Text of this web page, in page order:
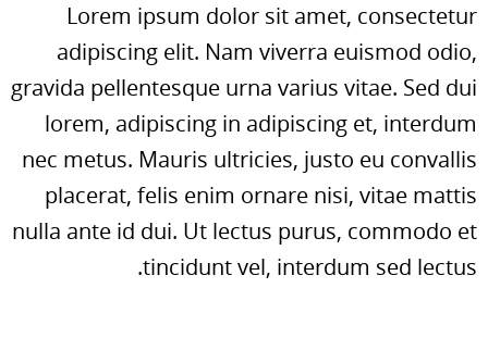
Lorem ipsum dolor sit amet, consectetur
adipiscing elit. Nam viverra euismod odio,
gravida pellentesque urna varius vitae. Sed dui
lorem, adipiscing in adipiscing et, interdum
nec metus. Mauris ultricies, justo eu convallis
placerat, felis enim ornare nisi, vitae mattis
nulla ante id dui. Ut lectus purus, commodo et
tincidunt vel, interdum sed lectus.